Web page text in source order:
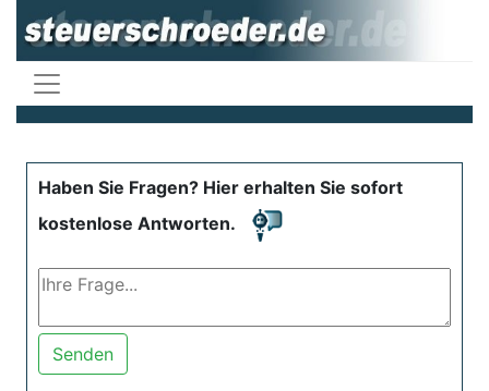
Haben Sie Fragen? Hier erhalten Sie sofort
kostenlose Antworten.
Senden